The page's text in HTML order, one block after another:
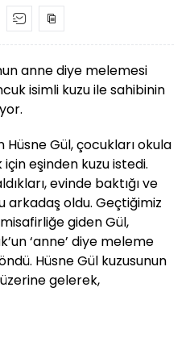
anne diye melemesi
isimli kuzu ile sahibinin
Gül, çocukları okula
eşinden kuzu istedi.
evinde baktığı ve
arkadaş oldu. Geçtiğimiz
giden Gül,
‘anne’ diye meleme
Hüsne Gül kuzusunun
gelerek,